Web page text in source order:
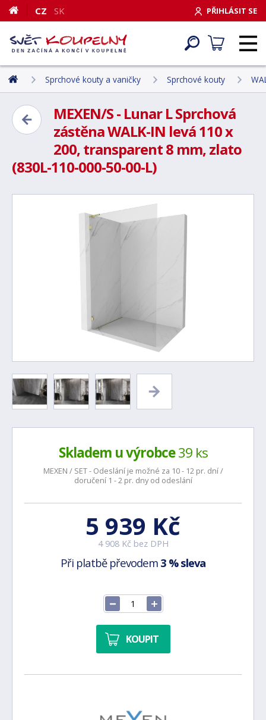
PŘIHLÁSIT SE
CZ SK
Sprchové kouty a vaničky Sprchové kouty
MEXEN/S - Lunar L Sprchová
zástěna WALK-IN levá 110 x
200, transparent 8 mm, zlato
(830L-110-000-50-00-L)
Skladem u výrobce39 ks
MEXEN / SET - Odeslání je možné za 10 - 12 pr. dní /
doručení 1 - 2 pr. dny od odeslání
5 939 Kč
4 908 Kč bez DPH
Při platbě převodem 3 % sleva
KOUPIT